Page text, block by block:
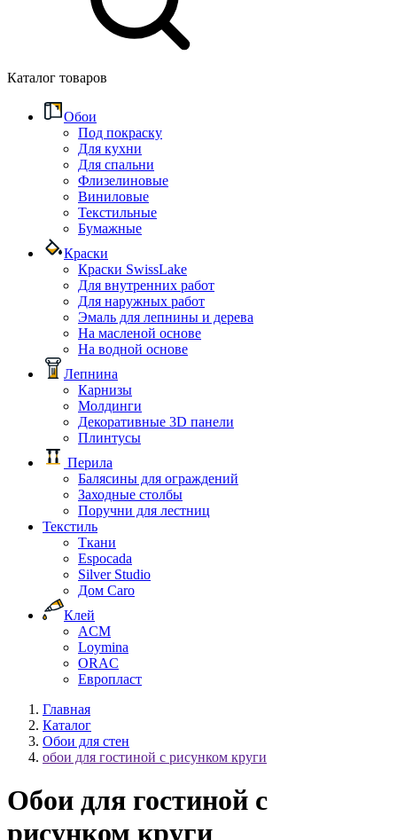
Каталог товаров
Обои
Под покраску
Для кухни
Для спальни
Флизелиновые
Виниловые
Текстильные
Бумажные
Краски
Краски SwissLake
Для внутренних работ
Для наружных работ
Эмаль для лепнины и дерева
На масленой основе
На водной основе
Лепнина
Карнизы
Молдинги
Декоративные 3D панели
Плинтусы
Перила
Балясины для ограждений
Заходные столбы
Поручни для лестниц
Текстиль
Ткани
Espocada
Silver Studio
Дом Caro
Клей
ACM
Loymina
ORAC
Европласт
Главная
Каталог
Обои для стен
обои для гостиной с рисунком круги
Обои для гостиной с
рисунком круги